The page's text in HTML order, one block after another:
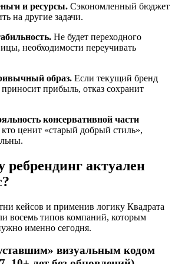
и ресурсы. Сэкономленный бюджет
на другие задачи.
Не будет переходного
необходимости переучивать
образ. Если текущий бренд
прибыль, отказ сохранит
консервативной части
кто ценит «старый добрый стиль»,
ребрендинг актуален
кейсов и применив логику Квадрата
восемь типов компаний, которым
именно сегодня.
визуальным кодом